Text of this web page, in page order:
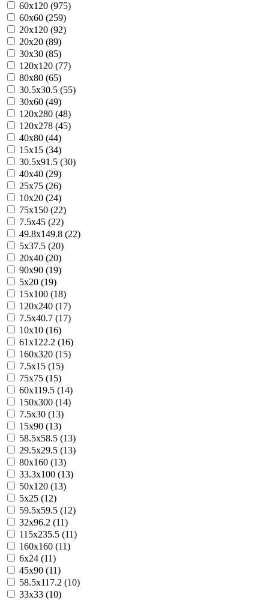
60x120 (975)
60x60 (259)
20x120 (92)
20x20 (89)
30x30 (85)
120x120 (77)
80x80 (65)
30.5x30.5 (55)
30x60 (49)
120x280 (48)
120x278 (45)
40x80 (44)
15x15 (34)
30.5x91.5 (30)
40x40 (29)
25x75 (26)
10x20 (24)
75x150 (22)
7.5x45 (22)
49.8x149.8 (22)
5x37.5 (20)
20x40 (20)
90x90 (19)
5x20 (19)
15x100 (18)
120x240 (17)
7.5x40.7 (17)
10x10 (16)
61x122.2 (16)
160x320 (15)
7.5x15 (15)
75x75 (15)
60x119.5 (14)
150x300 (14)
7.5x30 (13)
15x90 (13)
58.5x58.5 (13)
29.5x29.5 (13)
80x160 (13)
33.3x100 (13)
50x120 (13)
5x25 (12)
59.5x59.5 (12)
32x96.2 (11)
115x235.5 (11)
160x160 (11)
6x24 (11)
45x90 (11)
58.5x117.2 (10)
33x33 (10)